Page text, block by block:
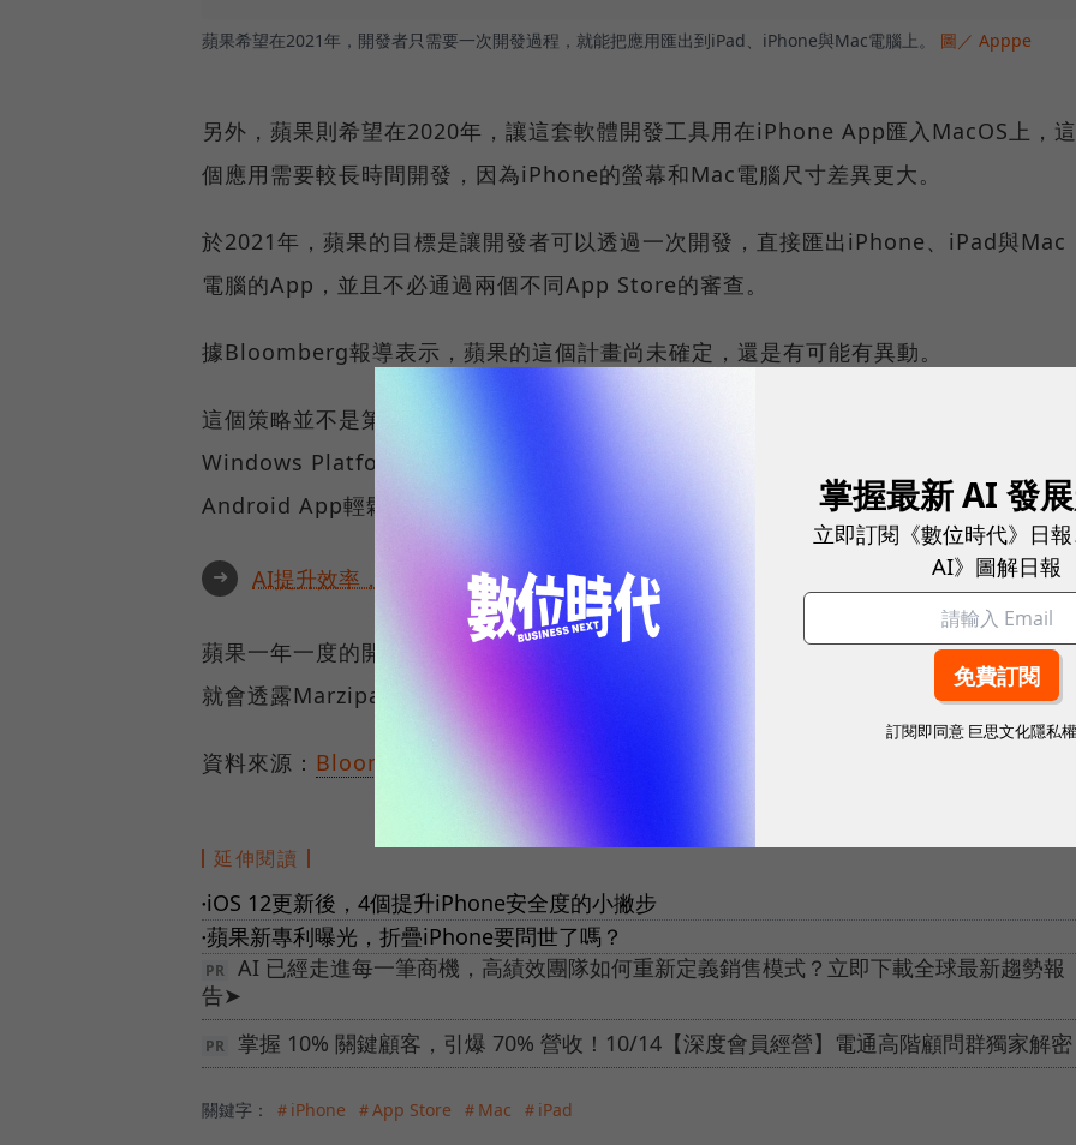
蘋果希望在2021年，開發者只需要一次開發過程，就能把應用匯出到iPad、iPhone與Mac電腦上。 圖／ Apppe
另外，蘋果則希望在2020年，讓這套軟體開發工具用在iPhone App匯入MacOS上，這
個應用需要較長時間開發，因為iPhone的螢幕和Mac電腦尺寸差異更大。
於2021年，蘋果的目標是讓開發者可以透過一次開發，直接匯出iPhone、iPad與Mac
電腦的App，並且不必通過兩個不同App Store的審查。
據Bloomberg報導表示，蘋果的這個計畫尚未確定，還是有可能有異動。
這個策略並不是第一次出現在產業中，當微軟還有手機系統時，也曾推出Universal
Windows Platform讓開發者直接打造手機與電腦共用的App；Google也已經讓
Android App輕鬆匯入到Chrome OS電腦系統上。
➜ AI提升效率，永續決定未來！全球永續指標企業認證☀️100 MVP等你角逐雙獎榮譽
蘋果一年一度的開發者大會WWDC，今年將在6月3日盛大開幕，或許在這個場合，蘋
就會透露Marzipan專案的相關資訊。
資料來源： Bloomberg Business Insider
延伸閱讀
● iOS 12更新後，4個提升iPhone安全度的小撇步
●蘋果新專利曝光，折疊iPhone要問世了嗎？
AI 已經走進每一筆商機，高績效團隊如何重新定義銷售模式？立即下載全球最新趨勢報
告➤
掌握 10% 關鍵顧客，引爆 70% 營收！10/14【深度會員經營】電通高階顧問群獨家解密
關鍵字： ＃iPhone ＃App Store ＃Mac ＃iPad
掌握最新 AI 發
立即訂閱《數位時代》日
AI》圖解日報
訂閱即同意 巨思文化隱私